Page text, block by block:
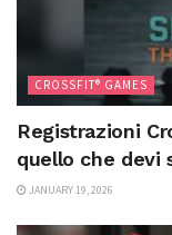
CROSSFIT® GAMES
Registrazioni
quello che devi
JANUARY 19, 2026